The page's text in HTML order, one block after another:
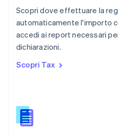
Scopri dove effettuare la
automaticamente l'importo
accedi ai report necessari
dichiarazioni.
Scopri Tax
English
Portogallo
RAS di Hong Kong, Cina
English简体中文
Regno Unito
English
English
Singapore